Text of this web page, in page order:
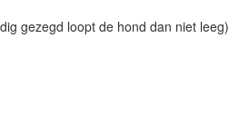
gezegd loopt de hond dan niet leeg)